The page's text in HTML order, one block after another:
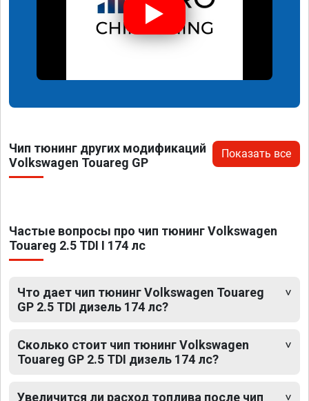
Чип тюнинг других модификаций
Volkswagen Touareg GP
Показать все
Частые вопросы про чип тюнинг Volkswagen
Touareg 2.5 TDI I 174 лс
Что дает чип тюнинг Volkswagen Touareg
GP 2.5 TDI дизель 174 лс?
Сколько стоит чип тюнинг Volkswagen
Touareg GP 2.5 TDI дизель 174 лс?
Увеличится ли расход топлива после чип